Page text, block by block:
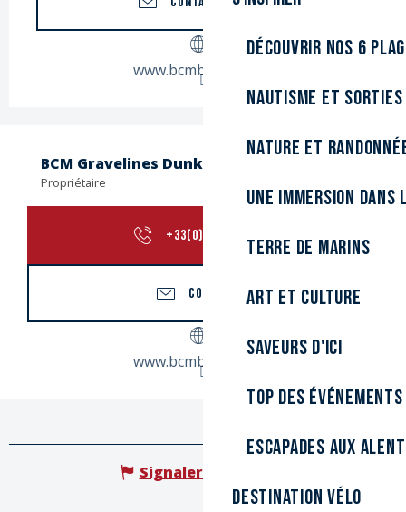
Découvrir nos 6
Nautisme et sorties
Nature et
Une immersion
Terre de marins
Art et culture
Saveurs d'ici
Top des événements
Escapades aux
Destination Vélo
www.bcmbasket.com
BCM Gravelines Dunkerque
Propriétaire
+33(0)3285197
CONTACTER
www.bcmbasket.com
Signaler une erreur